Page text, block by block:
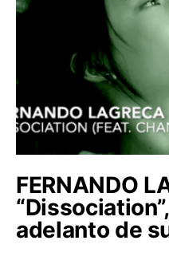
FERNANDO
adelanto de